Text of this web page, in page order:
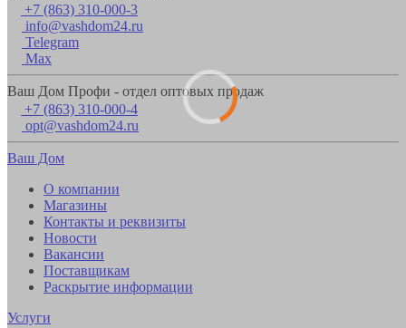
+7 (863) 310-000-3
info@vashdom24.ru
Telegram
Max
Ваш Дом Профи - отдел оптовых продаж
+7 (863) 310-000-4
opt@vashdom24.ru
Ваш Дом
О компании
Магазины
Контакты и реквизиты
Новости
Вакансии
Поставщикам
Раскрытие информации
Услуги